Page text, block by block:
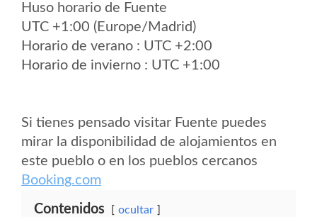
Huso horario de Fuente
UTC +1:00 (Europe/Madrid)
Horario de verano : UTC +2:00
Horario de invierno : UTC +1:00
Si tienes pensado visitar Fuente puedes
mirar la disponibilidad de alojamientos en
este pueblo o en los pueblos cercanos
Booking.com
Contenidos ocultar